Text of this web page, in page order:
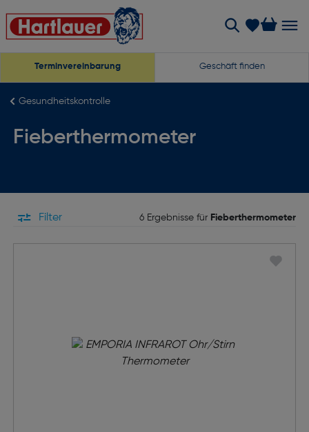
Terminvereinbarung Geschäft finden
Gesundheitskontrolle
Fieberthermometer
Filter 6 Ergebnisse für Fieberthermometer